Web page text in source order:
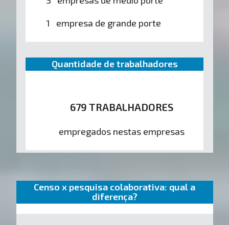
1 empresa de grande porte
Quantidade de trabalhadores
679 TRABALHADORES
empregados nestas empresas
Censo x pesquisa colaborativa: qual a
diferença?